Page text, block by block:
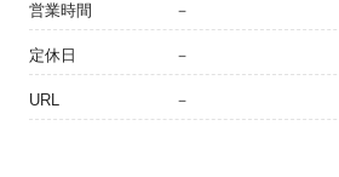
営業時間 －
定休日 －
URL －